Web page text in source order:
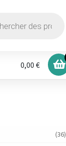
0,00 €
(36)